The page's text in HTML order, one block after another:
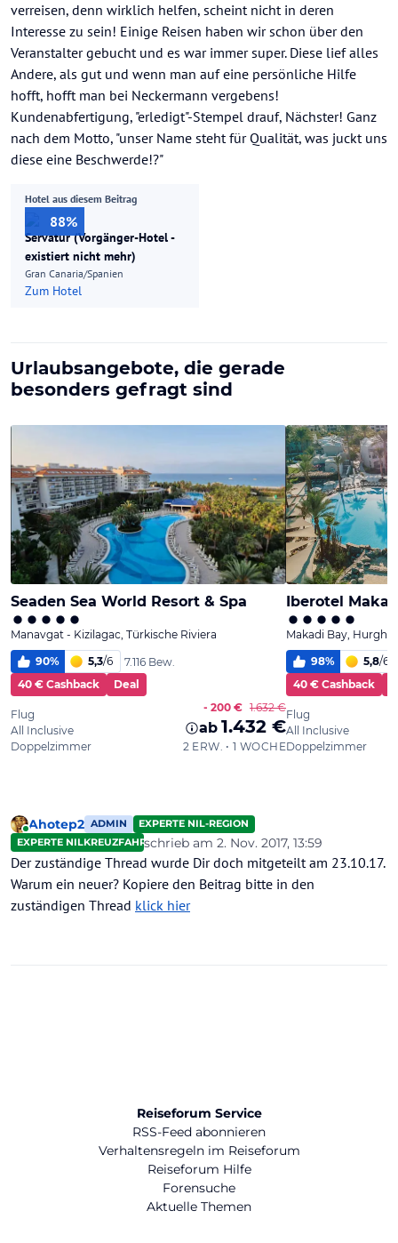
verreisen, denn wirklich helfen, scheint nicht in deren
Interesse zu sein! Einige Reisen haben wir schon über den
Veranstalter gebucht und es war immer super. Diese lief alles
Andere, als gut und wenn man auf eine persönliche Hilfe
hofft, hofft man bei Neckermann vergebens!
Kundenabfertigung, "erledigt"-Stempel drauf, Nächster! Ganz
nach dem Motto, "unser Name steht für Qualität, was juckt uns
diese eine Beschwerde!?"
Hotel aus diesem Beitrag
88%
Servatur (Vorgänger-Hotel -
existiert nicht mehr)
Gran Canaria/Spanien
Zum Hotel
Online
Ahotep2 ADMIN
EXPERTE NIL-REGION
EXPERTE NILKREUZFAHRTENschrieb am 2. Nov. 2017, 13:59
zuletzt editiert von
Der zuständige Thread wurde Dir doch mitgeteilt am 23.10.17.
Warum ein neuer? Kopiere den Beitrag bitte in den
zuständigen Thread klick hier
Reiseforum Service
RSS-Feed abonnieren
Verhaltensregeln im Reiseforum
Reiseforum Hilfe
Forensuche
Aktuelle Themen